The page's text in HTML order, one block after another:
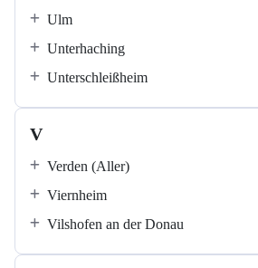
Ulm
Unterhaching
Unterschleißheim
V
Verden (Aller)
Viernheim
Vilshofen an der Donau